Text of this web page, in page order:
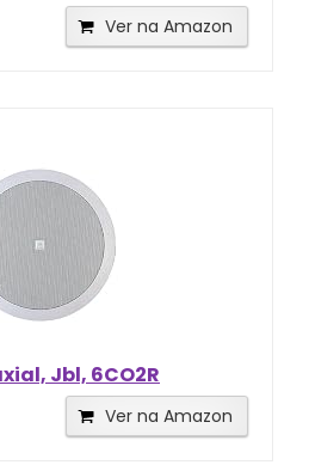
Ver na Amazon
Jbl, 6CO2R
Ver na Amazon